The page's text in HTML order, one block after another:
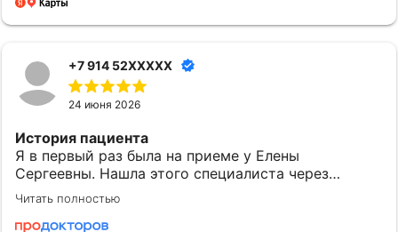
+7 914 52XXXXX
24 июня 2026
История пациента
Я в первый раз была на приеме у Елены
Сергеевны. Нашла этого специалиста через
приложение МедТочка. При выборе обратила
внимание на ее профессионализм. Перед
исследованием были предоставлены одноразовые
Читать полностью